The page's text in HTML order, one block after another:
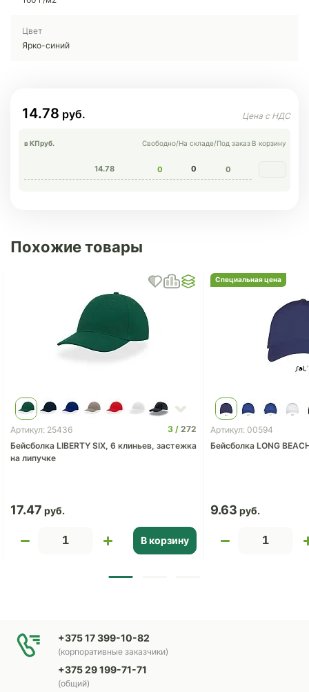
Цвет
Ярко-синий
14.78
в КПруб. Свободно/На складе/Под заказ В корзину
14.78 0 0 0
Похожие товары
Артикул: 25436 3
272
Бейсболка LIBERTY SIX, 6 клиньев, застежка
на липучке
17.47
В корзину
Специальная цена
Артикул: 00594
Бейсболка LONG
9.63
+375 17 399-10-82
(корпоративные заказчики)
+375 29 199-71-71
(общий)